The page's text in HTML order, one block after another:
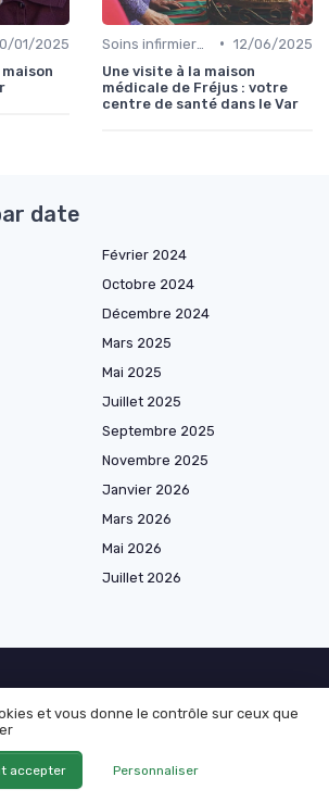
01/2025
• 12/06/2025
Une visite à la maison
médicale de Fréjus : votre
centre de santé dans le Var
date
Février 2024
Octobre 2024
Décembre 2024
Mars 2025
Mai 2025
Juillet 2025
Septembre 2025
Novembre 2025
Janvier 2026
Mars 2026
Mai 2026
Juillet 2026
et vous donne le contrôle sur ceux que
accepter Personnaliser